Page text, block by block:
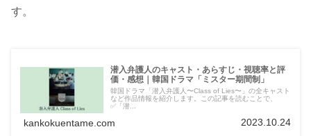
す。
潜入弁護人のキャスト・あらすじ・視聴率と評
価・感想｜韓国ドラマ「ミスター期間制」
韓国ドラマ「潜入弁護人〜Class of Lies〜」の全キャスト
など作品情報を紹介します。この記事を読むことで、
✅「潜...
kankokuentame.com 2023.10.24